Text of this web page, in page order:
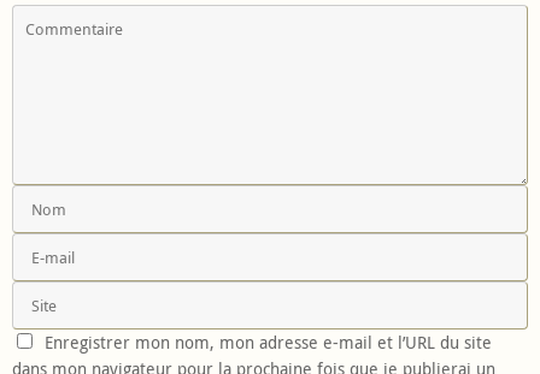
Enregistrer mon nom, mon adresse e-mail et l’URL du site
dans mon navigateur pour la prochaine fois que je publierai un